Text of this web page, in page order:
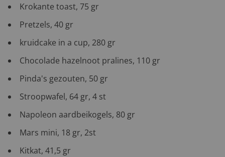
Krokante toast, 75 gr
Pretzels, 40 gr
kruidcake in a cup, 280 gr
Chocolade hazelnoot pralines, 110 gr
Pinda's gezouten, 50 gr
Stroopwafel, 64 gr, 4 st
Napoleon aardbeikogels, 80 gr
Mars mini, 18 gr, 2st
Kitkat, 41,5 gr